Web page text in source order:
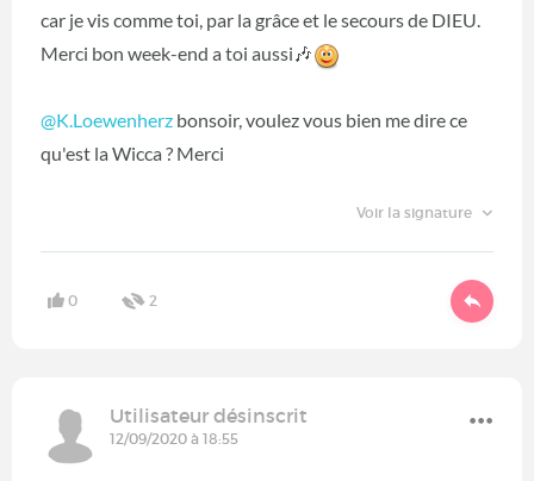
car je vis comme toi, par la grâce et le secours de DIEU.
Merci bon week-end a toi aussi🎶
@K.Loewenherz ‍ bonsoir, voulez vous bien me dire ce
qu'est la Wicca ? Merci
Voir la signature
0 2
Utilisateur désinscrit
12/09/2020 à 18:55